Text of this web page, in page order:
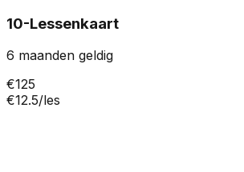
10-Lessenkaart
6 maanden geldig
€125
€12.5/les